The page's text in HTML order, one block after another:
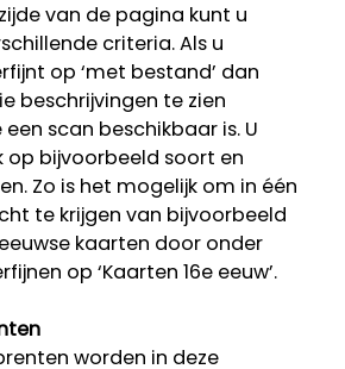
van de pagina kunt u
criteria. Als u
op ‘met bestand’ dan
beschrijvingen te zien
scan beschikbaar is. U
op bijvoorbeeld soort en
Zo is het mogelijk om in één
te krijgen van bijvoorbeeld
kaarten door onder
op ‘Kaarten 16e eeuw’.
worden in deze